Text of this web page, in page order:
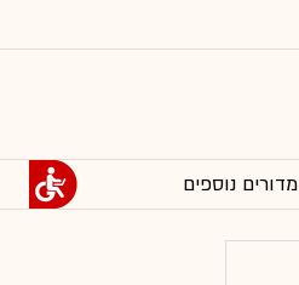
מדורים נוספים